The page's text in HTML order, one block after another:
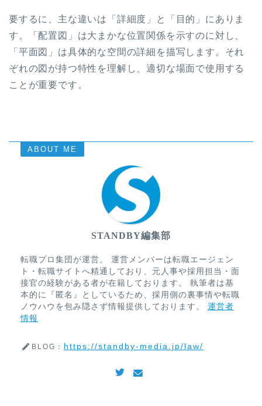
要するに、主な違いは「詳細度」と「目的」にありま
す。「配置図」は大まかな位置関係を示すのに対し、
「平面図」は具体的な空間の詳細を描写します。それ
ぞれの図が持つ特性を理解し、適切な場面で使用する
ことが重要です。
ABOUT ME
STANDBY編集部
転職プロ集団が運営。 運営メンバーは転職エージェン
ト・転職サイトへ精通しており、元人事や採用担当・面
接官の経験がある者が在籍しております。 執筆者は基
本的に『匿名』としているため、採用側の裏事情や転職
ノウハウを包み隠さず情報提供しております。 運営者
情報
BLOG： https://standby-media.jp/law/